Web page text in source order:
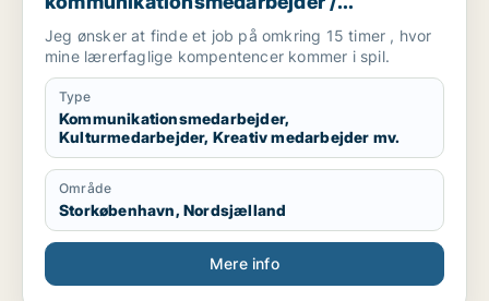
kulturmedarbejder / kreativ medarbejder /
administrativ medarbejder / projektleder
Jeg ønsker at finde et job på omkring 15 timer , hvor
mine lærerfaglige kompentencer kommer i spil.
Type
Kommunikationsmedarbejder,
Kulturmedarbejder, Kreativ medarbejder mv.
Område
Storkøbenhavn, Nordsjælland
Mere info